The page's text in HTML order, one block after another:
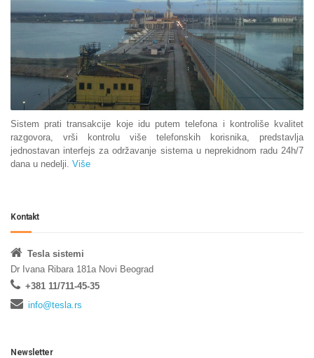
Sistem prati transakcije koje idu putem telefona i kontroliše kvalitet
razgovora, vrši kontrolu više telefonskih korisnika, predstavlja
jednostavan interfejs za održavanje sistema u neprekidnom radu 24h/7
dana u nedelji. Više
Kontakt
Tesla sistemi
Dr Ivana Ribara 181a Novi Beograd
+381 11/711-45-35
info@tesla.rs
Newsletter